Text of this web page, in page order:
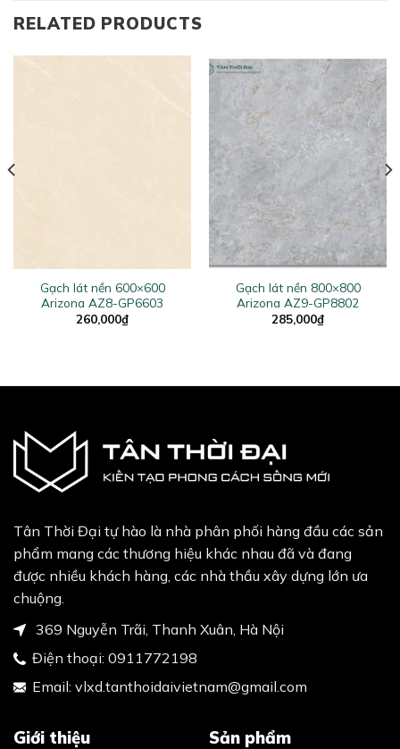
RELATED PRODUCTS
Gạch lát nền 600×600
Arizona AZ8-GP6603
260,000₫
Gạch lát nền 800×800
Arizona AZ9-GP8802
285,000₫
Tân Thời Đại tự hào là nhà phân phối hàng đầu các sản
phẩm mang các thương hiệu khác nhau đã và đang
được nhiều khách hàng, các nhà thầu xây dựng lớn ưa
chuộng.
369 Nguyễn Trãi, Thanh Xuân, Hà Nội
Điện thoại: 0911772198
Email: vlxd.tanthoidaivietnam@gmail.com
Giới thiệu Sản phẩm